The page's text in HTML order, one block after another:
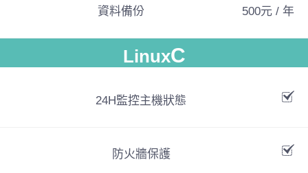
資料備份 500元 / 年
LinuxC
24H監控主機狀態
防火牆保護